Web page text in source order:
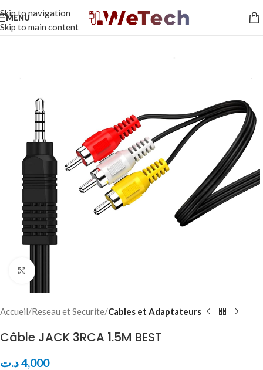
Skip to navigation
Skip to main content
MENU
Click to enlarge
Accueil Reseau et Securite Cables et Adaptateurs
Câble JACK 3RCA 1.5M BEST
4,000د.ت